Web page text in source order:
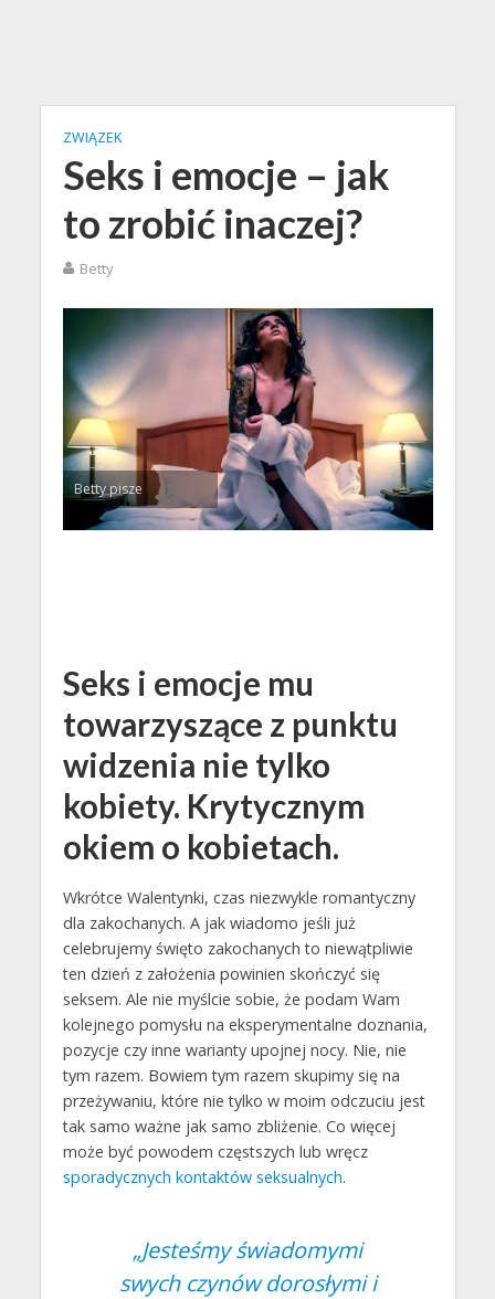
ZWIĄZEK
Seks i emocje – jak
to zrobić inaczej?
Betty
Betty pisze
Seks i emocje mu
towarzyszące z punktu
widzenia nie tylko
kobiety. Krytycznym
okiem o kobietach.
Wkrótce Walentynki, czas niezwykle romantyczny
dla zakochanych. A jak wiadomo jeśli już
celebrujemy święto zakochanych to niewątpliwie
ten dzień z założenia powinien skończyć się
seksem. Ale nie myślcie sobie, że podam Wam
kolejnego pomysłu na eksperymentalne doznania,
pozycje czy inne warianty upojnej nocy. Nie, nie
tym razem. Bowiem tym razem skupimy się na
przeżywaniu, które nie tylko w moim odczuciu jest
tak samo ważne jak samo zbliżenie. Co więcej
może być powodem częstszych lub wręcz
sporadycznych kontaktów seksualnych.
„Jesteśmy świadomymi
swych czynów dorosłymi i